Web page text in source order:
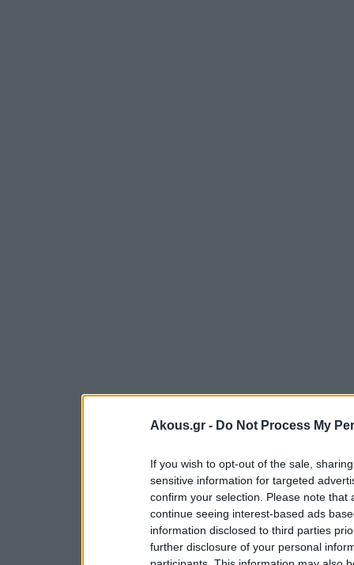
Akous.gr - Do Not Process My
If you wish to opt-out of the sale,
sensitive information for targeted
confirm your selection. Please note
continue seeing interest-based ads
information disclosed to third parties
further disclosure of your personal